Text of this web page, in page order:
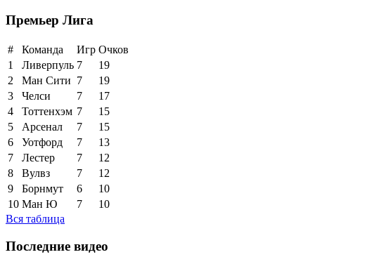
Премьер Лига
# Команда Игр Очков
1
Ливерпуль 7
19
2
Ман Сити 7
19
3
Челси 7
17
4
Тоттенхэм 7
15
5
Арсенал 7
15
6
Уотфорд 7
13
7
Лестер 7
12
8
Вулвз 7
12
9
Борнмут 6
10
10 Ман Ю 7
10
Вся таблица
Последние видео